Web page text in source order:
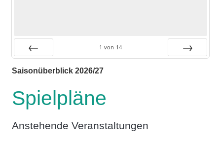
1 von 14
Saisonüberblick 2026/27
Spielpläne
Anstehende Veranstaltungen